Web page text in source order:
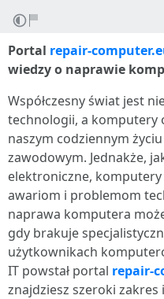
Portal repair-
wiedzy o naprawie
Współczesny świat jest
technologii, a komputery
naszym codziennym
zawodowym. Jednakże,
elektroniczne,
awariom i problemom
naprawa komputera
gdy brakuje
użytkownikach
IT powstał portal repair-
znajdziesz szeroki